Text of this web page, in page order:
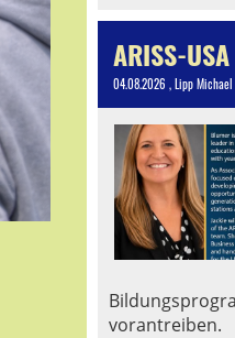
ARISS-
04.08.2026 , Lipp Michael
vorantreiben.